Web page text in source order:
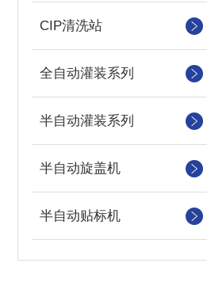
CIP清洗站
全自动灌装系列
半自动灌装系列
半自动旋盖机
半自动贴标机